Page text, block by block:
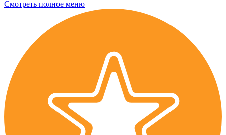
Смотреть полное меню